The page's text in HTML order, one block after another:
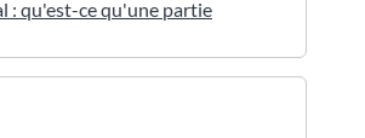
: qu'est-ce qu'une partie